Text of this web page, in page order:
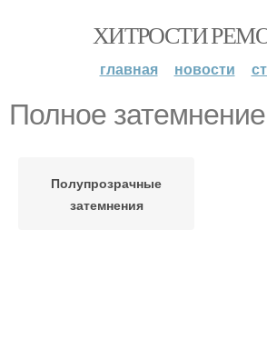
ХИТРОСТИ
главная новости
Полное затемнение
Полупрозрачные
затемнения